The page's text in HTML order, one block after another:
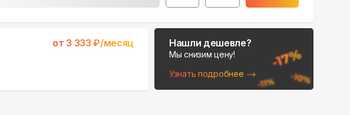
от 3 333 ₽/месяц Нашли дешевле?
Мы снизим цену!
Узнать подробнее